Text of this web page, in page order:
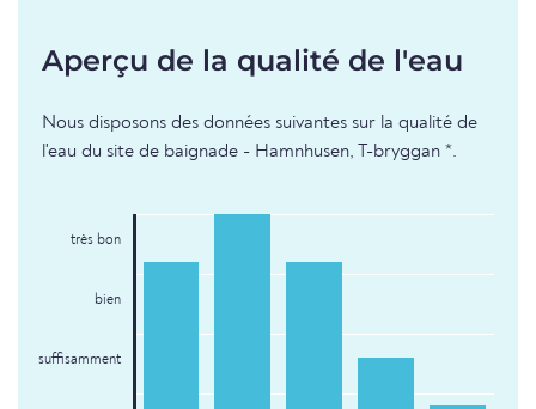
Aperçu de la qualité de l'eau
Nous disposons des données suivantes sur la qualité de
l'eau du site de baignade - Hamnhusen, T-bryggan *.
très bon
bien
suffisamment